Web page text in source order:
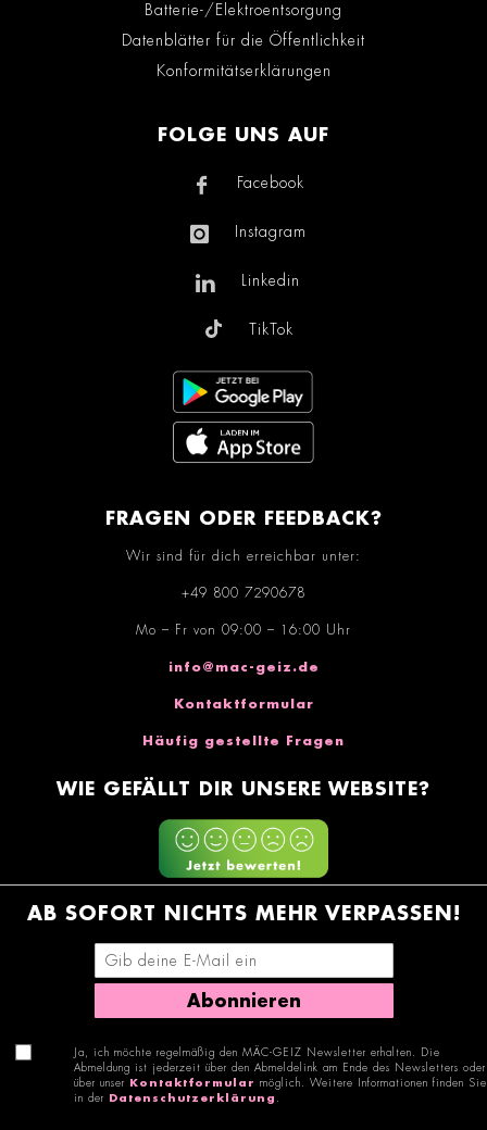
Batterie-/Elektroentsorgung
Datenblätter für die Öffentlichkeit
Konformitätserklärungen
FOLGE UNS AUF
Facebook
Instagram
Linkedin
TikTok
FRAGEN ODER FEEDBACK?
Wir sind für dich erreichbar unter:
+49 800 7290678
Mo – Fr von 09:00 – 16:00 Uhr
info@mac-geiz.de
Kontaktformular
Häufig gestellte Fragen
WIE GEFÄLLT DIR UNSERE WEBSITE?
AB SOFORT NICHTS MEHR VERPASSEN!
E-Mail-Adresse eingeben
Abonnieren
Ja, ich möchte regelmäßig den MÄC-GEIZ Newsletter erhalten. Die
Abmeldung ist jederzeit über den Abmeldelink am Ende des Newsletters oder
über unser
Kontaktformular möglich. Weitere Informationen finden Sie
in der
Datenschutzerklärung .